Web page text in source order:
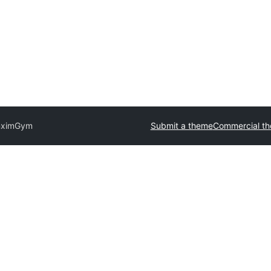
Submit a themeCommercial